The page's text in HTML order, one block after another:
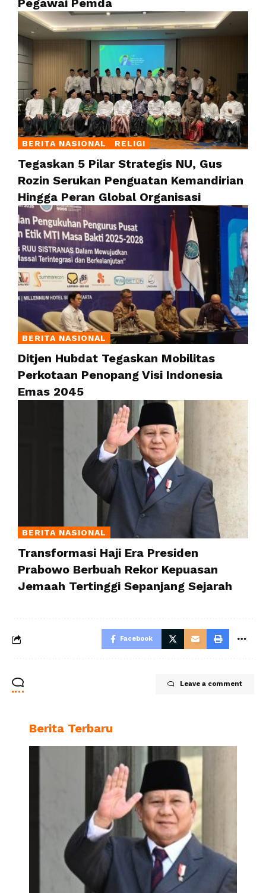
BERITA NASIONAL RELIGI
Tegaskan 5 Pilar Strategis NU, Gus
Rozin Serukan Penguatan Kemandirian
Hingga Peran Global Organisasi
BERITA NASIONAL
Ditjen Hubdat Tegaskan Mobilitas
Perkotaan Penopang Visi Indonesia
Emas 2045
BERITA NASIONAL
Transformasi Haji Era Presiden
Prabowo Berbuah Rekor Kepuasan
Jemaah Tertinggi Sepanjang Sejarah
Facebook
Leave a comment
Berita Terbaru